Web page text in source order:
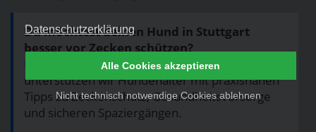
Datenschutzerklärung
Nicht technisch notwendige Cookies ablehnen
Alle Cookies akzeptieren
Du möchtest deinen Hund in Stuttgart
besser vor Zecken schützen?
In unserer Hundeschule in Stuttgart
unterstützen wir Hundehalter mit praxisnahen
Tipps zu Zeckenschutz, Gesundheitsvorsorge
und sicheren Spaziergängen.